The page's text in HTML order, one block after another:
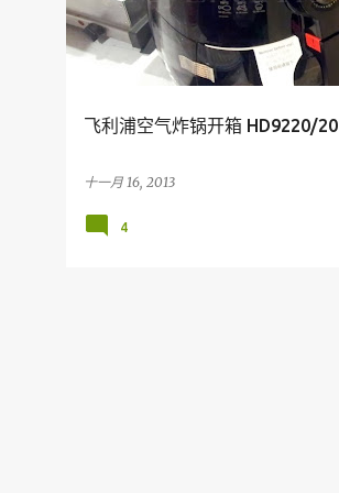
飞利浦空气炸锅开箱 HD9220/20
十一月 16, 2013
4